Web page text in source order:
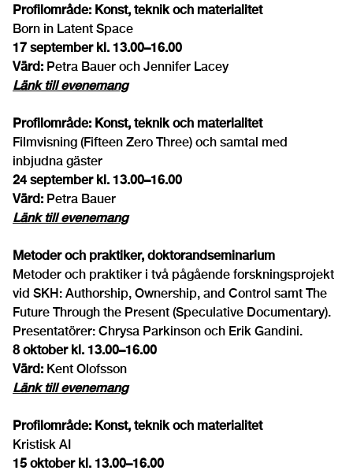
Profilområde: Konst, teknik och materialitet
Born in Latent Space
17 september kl. 13.00–16.00
Värd: Petra Bauer och Jennifer Lacey
Länk till evenemang
Profilområde: Konst, teknik och materialitet
Filmvisning (Fifteen Zero Three) och samtal med
inbjudna gäster
24 september kl. 13.00–16.00
Värd: Petra Bauer
Länk till evenemang
Metoder och praktiker, doktorandseminarium
Metoder och praktiker i två pågående forskningsprojekt
vid SKH: Authorship, Ownership, and Control samt The
Future Through the Present (Speculative Documentary).
Presentatörer: Chrysa Parkinson och Erik Gandini.
8 oktober kl. 13.00–16.00
Värd: Kent Olofsson
Länk till evenemang
Profilområde: Konst, teknik och materialitet
Kristisk AI
15 oktober kl. 13.00–16.00